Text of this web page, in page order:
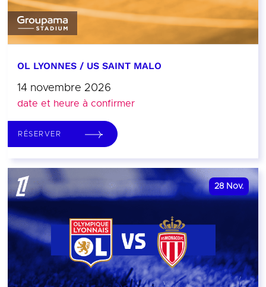
OL LYONNES / US SAINT MALO
14 novembre 2026
date et heure à confirmer
RÉSERVER
28 Nov.